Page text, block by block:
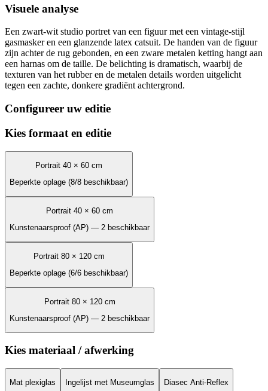
Visuele analyse
Een zwart-wit studio portret van een figuur met een vintage-stijl
gasmasker en een glanzende latex catsuit. De handen van de figuur
zijn achter de rug gebonden, en een zware metalen ketting hangt aan
een harnas om de taille. De belichting is dramatisch, waarbij de
texturen van het rubber en de metalen details worden uitgelicht
tegen een zachte, donkere gradiënt achtergrond.
Configureer uw editie
Kies formaat en editie
Portrait 40 × 60 cm
Beperkte oplage (8/8 beschikbaar)
Portrait 40 × 60 cm
Kunstenaarsproof (AP) — 2 beschikbaar
Portrait 80 × 120 cm
Beperkte oplage (6/6 beschikbaar)
Portrait 80 × 120 cm
Kunstenaarsproof (AP) — 2 beschikbaar
Kies materiaal / afwerking
Mat plexiglas
Ingelijst met Museumglas
Diasec Anti-Reflex